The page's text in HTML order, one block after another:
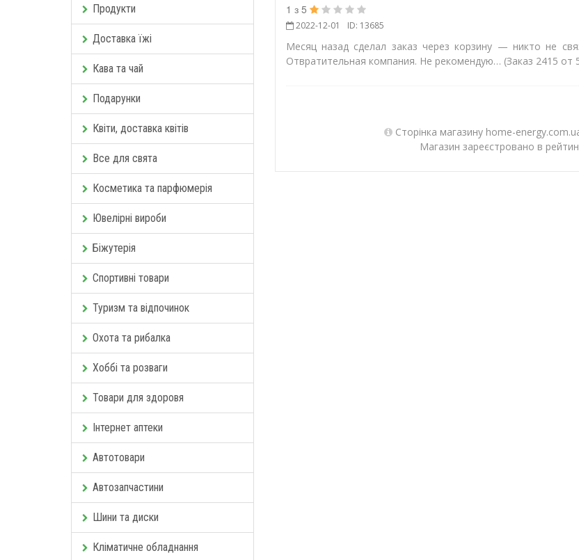
Продукти
Доставка їжі
Кава та чай
Подарунки
Квіти, доставка квітів
Все для свята
Косметика та парфюмерія
Ювелірні вироби
Біжутерія
Спортивні товари
Туризм та відпочинок
Охота та рибалка
Хоббі та розваги
Товари для здоровя
Інтернет аптеки
Автотовари
Автозапчастини
Шини та диски
Кліматичне обладнання
1 з 5
2022-12-01 ID: 13685
Месяц назад сделал заказ через корзину — никто не
Отвратительная компания. Не рекомендую… (Заказ 2415 от
Сторінка магазину home-
Магазин зареєстровано в